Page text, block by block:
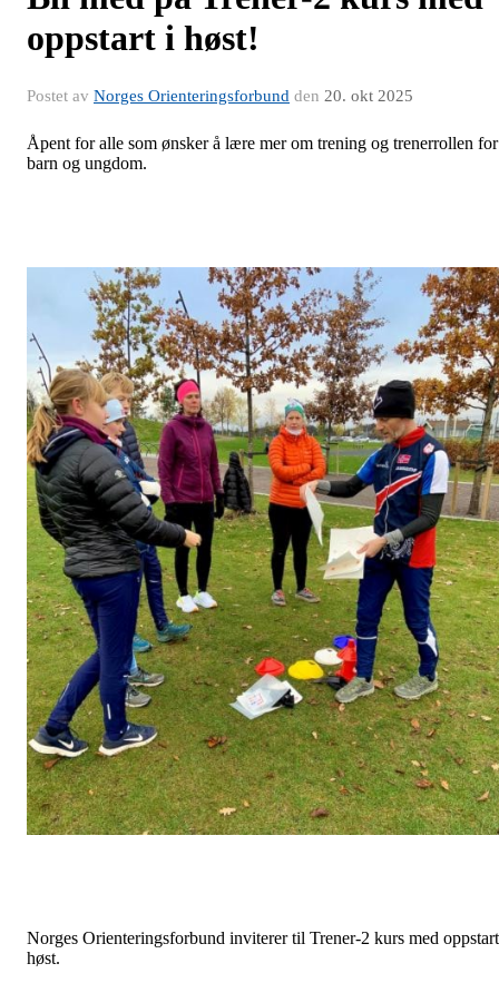
oppstart i høst!
Postet av Norges Orienteringsforbund den 20. okt 2025
Åpent for alle som ønsker å lære mer om trening og trenerrollen for
barn og ungdom.
Norges Orienteringsforbund inviterer til Trener-2 kurs med
høst.